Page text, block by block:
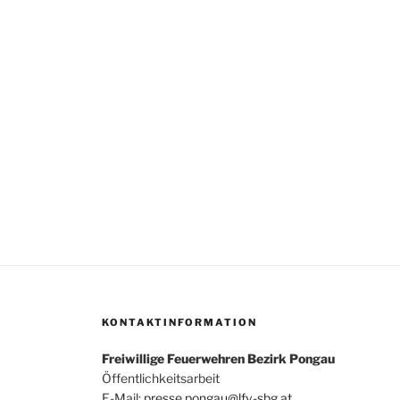
KONTAKTINFORMATION
Freiwillige Feuerwehren Bezirk Pongau
Öffentlichkeitsarbeit